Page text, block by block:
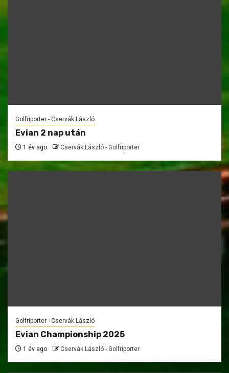
Golfriporter - Cservák László
Evian 2 nap után
1 év ago Cservák László - Golfriporter
Golfriporter - Cservák László
Evian Championship 2025
1 év ago Cservák László - Golfriporter